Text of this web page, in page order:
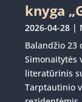
knyga
2026-04-28 |
Balandžio 23
Simonaitytės
literatūrinis
Tarptautinio